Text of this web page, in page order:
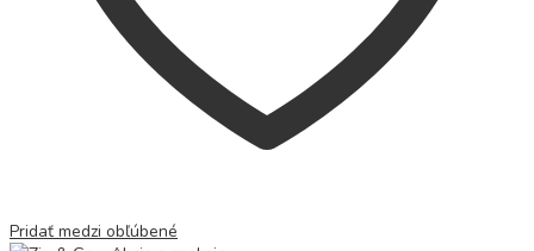
Pridať medzi obľúbené